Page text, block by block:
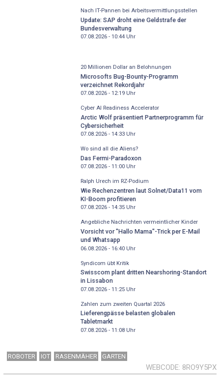
Nach IT-Pannen bei Arbeitsvermittlungsstellen
Update: SAP droht eine Geldstrafe der
Bundesverwaltung
07.08.2026 - 10:44Uhr
20 Millionen Dollar an Belohnungen
Microsofts Bug-Bounty-Programm
verzeichnet Rekordjahr
07.08.2026 - 12:19Uhr
Cyber AI Readiness Accelerator
Arctic Wolf präsentiert Partnerprogramm für
Cybersicherheit
07.08.2026 - 14:33Uhr
Wo sind all die Aliens?
Das Fermi-Paradoxon
07.08.2026 - 11:00Uhr
Ralph Urech im RZ-Podium
Wie Rechenzentren laut Solnet/Data11 vom
KI-Boom profitieren
07.08.2026 - 14:35Uhr
Angebliche Nachrichten vermeintlicher Kinder
Vorsicht vor "Hallo Mama"-Trick per E-Mail
und Whatsapp
06.08.2026 - 16:40Uhr
Syndicom übt Kritik
Swisscom plant dritten Nearshoring-Standort
in Lissabon
07.08.2026 - 11:25Uhr
Zahlen zum zweiten Quartal 2026
Lieferengpässe belasten globalen
Tabletmarkt
07.08.2026 - 11:08Uhr
ROBOTER IOT RASENMÄHER GARTEN
WEBCODE 8RO9Y5PX